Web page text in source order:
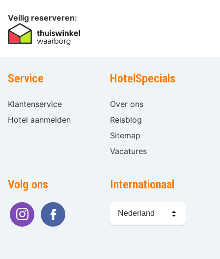
Veilig reserveren:
Service
Klantenservice
Hotel aanmelden
HotelSpecials
Over ons
Reisblog
Sitemap
Vacatures
Volg ons Internationaal
kiezen